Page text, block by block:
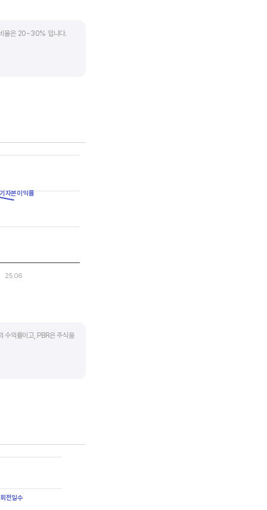
비율은 20~30% 입니다.
25.06
자본이익률
수익률이고, PBR은 주식을
산합니다. 동종 산업 내
전일수